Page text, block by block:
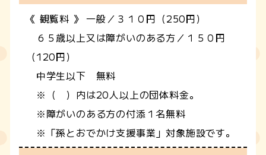
《 観覧料 》 一般／３１０円（250円）
６５歳以上又は障がいのある方／１５０円
（120円）
中学生以下 無料
※（ ）内は20人以上の団体料金。
※障がいのある方の付添１名無料
※「孫とおでかけ支援事業」対象施設です。